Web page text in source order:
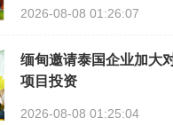
2026-08-08 01:26:07
缅甸邀请泰国企业加大
项目投资
2026-08-08 01:25:04